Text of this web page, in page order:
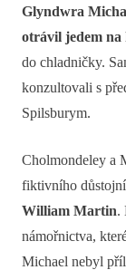
Glyndwra
otrávil jedem na
do chladničky.
konzultovali s
Spilsburym.
Cholmondeley a
fiktivního
William Martin.
námořnictva,
Michael nebyl